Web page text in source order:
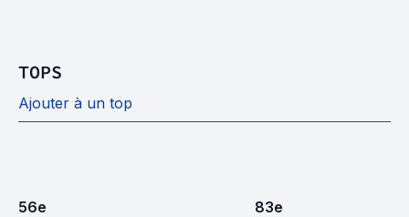
TOPS
Ajouter à un top
56e 83e